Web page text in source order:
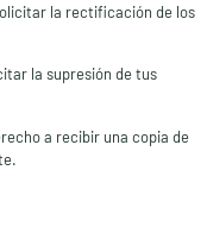
la rectificación de los
la supresión de tus
a recibir una copia de